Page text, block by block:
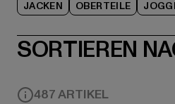
JACKEN OBERTEILE
SORTIEREN
487 ARTIKEL